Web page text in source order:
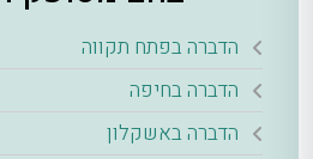
הדברה בפתח תקווה
הדברה בחיפה
הדברה באשקלון